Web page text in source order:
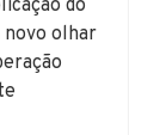
do
novo olhar